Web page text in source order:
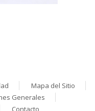
Mapa del Sitio
Generales
Contacto